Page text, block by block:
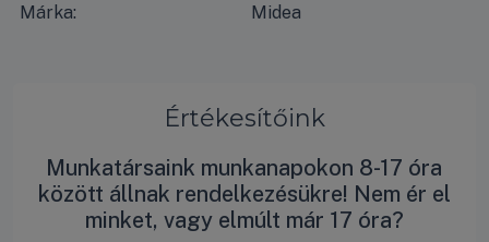
Márka:
Midea
Értékesítőink
Munkatársaink munkanapokon 8-17 óra
között állnak rendelkezésükre! Nem ér el
minket, vagy elmúlt már 17 óra?